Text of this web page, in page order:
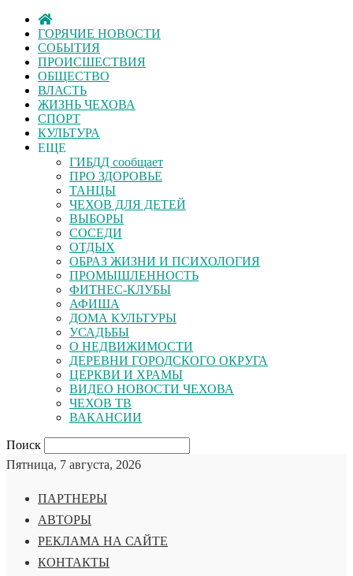
ГОРЯЧИЕ НОВОСТИ
СОБЫТИЯ
ПРОИСШЕСТВИЯ
ОБЩЕСТВО
ВЛАСТЬ
ЖИЗНЬ ЧЕХОВА
СПОРТ
КУЛЬТУРА
ЕЩЕ
ГИБДД сообщает
ПРО ЗДОРОВЬЕ
ТАНЦЫ
ЧЕХОВ ДЛЯ ДЕТЕЙ
ВЫБОРЫ
СОСЕДИ
ОТДЫХ
ОБРАЗ ЖИЗНИ И ПСИХОЛОГИЯ
ПРОМЫШЛЕННОСТЬ
ФИТНЕС-КЛУБЫ
АФИША
ДОМА КУЛЬТУРЫ
УСАДЬБЫ
О НЕДВИЖИМОСТИ
ДЕРЕВНИ ГОРОДСКОГО ОКРУГА
ЦЕРКВИ И ХРАМЫ
ВИДЕО НОВОСТИ ЧЕХОВА
ЧЕХОВ ТВ
ВАКАНСИИ
Поиск
Пятница, 7 августа, 2026
ПАРТНЕРЫ
АВТОРЫ
РЕКЛАМА НА САЙТЕ
КОНТАКТЫ